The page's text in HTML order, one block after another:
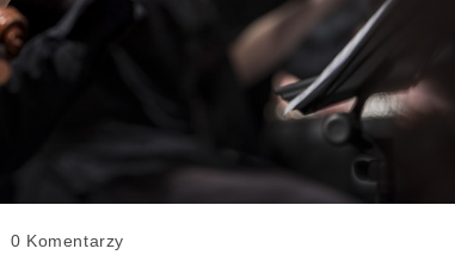
0 Komentarzy